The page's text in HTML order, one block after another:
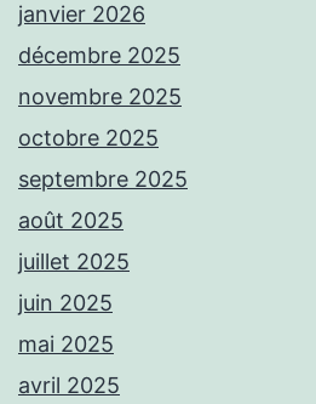
janvier 2026
décembre 2025
novembre 2025
octobre 2025
septembre 2025
août 2025
juillet 2025
juin 2025
mai 2025
avril 2025